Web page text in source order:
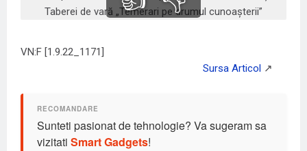
VN:F [1.9.22_1171]
Sunteti pasionat de tehnologie? Va sugeram sa
vizitati Smart Gadgets!